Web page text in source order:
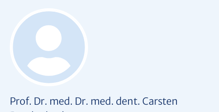
Prof. Dr. med. Dr. med. dent. Carsten